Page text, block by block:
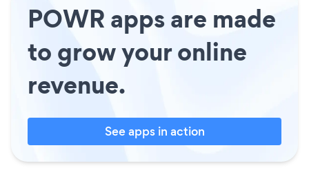
POWR apps are made
to grow your online
revenue.
See apps in action